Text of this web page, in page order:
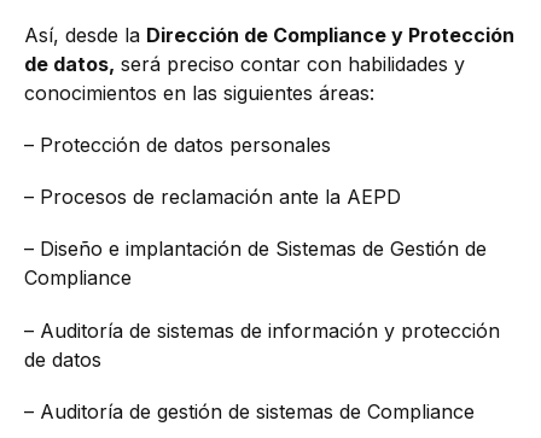
Así, desde la Dirección de Compliance y Protección
de datos, será preciso contar con habilidades y
conocimientos en las siguientes áreas:
– Protección de datos personales
– Procesos de reclamación ante la AEPD
– Diseño e implantación de Sistemas de Gestión de
Compliance
– Auditoría de sistemas de información y protección
de datos
– Auditoría de gestión de sistemas de Compliance